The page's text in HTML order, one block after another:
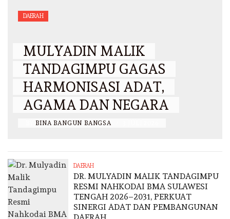
DAERAH
MULYADIN MALIK
TANDAGIMPU GAGAS
HARMONISASI ADAT,
AGAMA DAN NEGARA
BINA BANGUN BANGSA
DAERAH
DR. MULYADIN MALIK TANDAGIMPU
RESMI NAHKODAI BMA SULAWESI
TENGAH 2026–2031, PERKUAT
SINERGI ADAT DAN PEMBANGUNAN